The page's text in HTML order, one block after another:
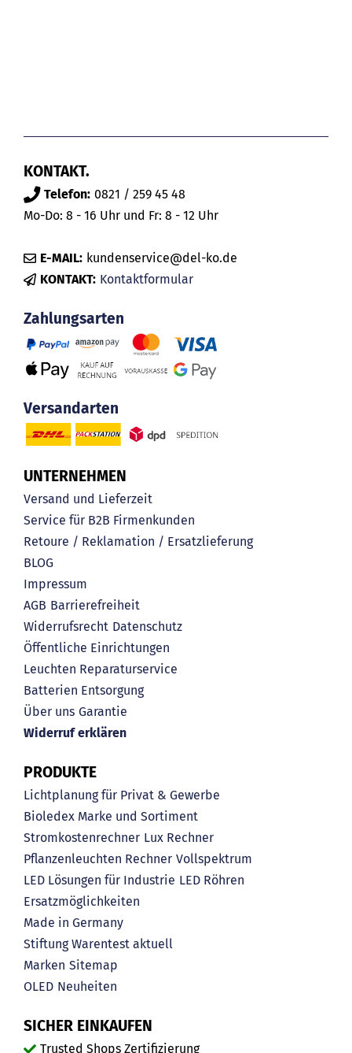
KONTAKT.
Telefon: 0821 / 259 45 48
Mo-Do: 8 - 16 Uhr und Fr: 8 - 12 Uhr
E-MAIL: kundenservice@del-ko.de
KONTAKT: Kontaktformular
Zahlungsarten
Versandarten
UNTERNEHMEN
Versand und Lieferzeit
Service für B2B Firmenkunden
Retoure / Reklamation / Ersatzlieferung
BLOG
Impressum
AGB Barrierefreiheit
Widerrufsrecht Datenschutz
Öffentliche Einrichtungen
Leuchten Reparaturservice
Batterien Entsorgung
Über uns Garantie
Widerruf erklären
PRODUKTE
Lichtplanung für Privat & Gewerbe
Bioledex Marke und Sortiment
Stromkostenrechner Lux Rechner
Pflanzenleuchten Rechner Vollspektrum
LED Lösungen für Industrie LED Röhren
Ersatzmöglichkeiten
Made in Germany
Stiftung Warentest aktuell
Marken Sitemap
OLED Neuheiten
SICHER EINKAUFEN
Trusted Shops Zertifizierung